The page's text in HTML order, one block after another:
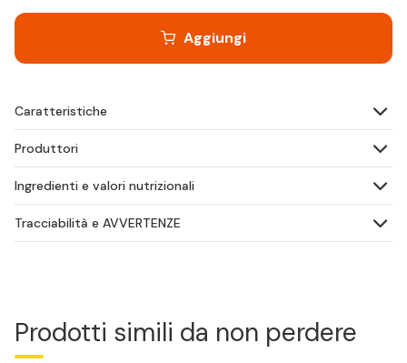
Aggiungi
Caratteristiche
Produttori
Ingredienti e valori nutrizionali
Tracciabilità e AVVERTENZE
Prodotti simili da non perdere